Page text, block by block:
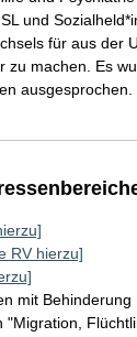
und
für aus der
zu machen. Es
ausgesprochen.
RV hierzu]
mit Behinderung
"Migration,